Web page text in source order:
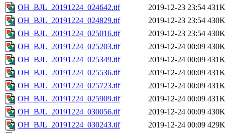
OH_BJL_20191224_024642.tif
2019-12-23 23:54 431K
OH_BJL_20191224_024829.tif
2019-12-23 23:54 430K
OH_BJL_20191224_025016.tif
2019-12-23 23:54 430K
OH_BJL_20191224_025203.tif
2019-12-24 00:09 430K
OH_BJL_20191224_025349.tif
2019-12-24 00:09 431K
OH_BJL_20191224_025536.tif
2019-12-24 00:09 431K
OH_BJL_20191224_025723.tif
2019-12-24 00:09 431K
OH_BJL_20191224_025909.tif
2019-12-24 00:09 431K
OH_BJL_20191224_030056.tif
2019-12-24 00:09 430K
OH_BJL_20191224_030243.tif
2019-12-24 00:09 429K